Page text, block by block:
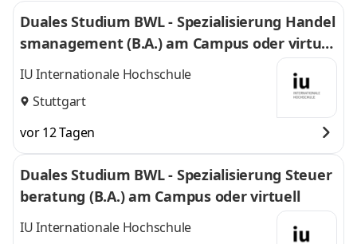
Duales Studium BWL - Spezialisierung Handel
smanagement (B.A.) am Campus oder virtuel
l
IU Internationale Hochschule
Stuttgart
vor 12 Tagen
Duales Studium BWL - Spezialisierung Steuer
beratung (B.A.) am Campus oder virtuell
IU Internationale Hochschule